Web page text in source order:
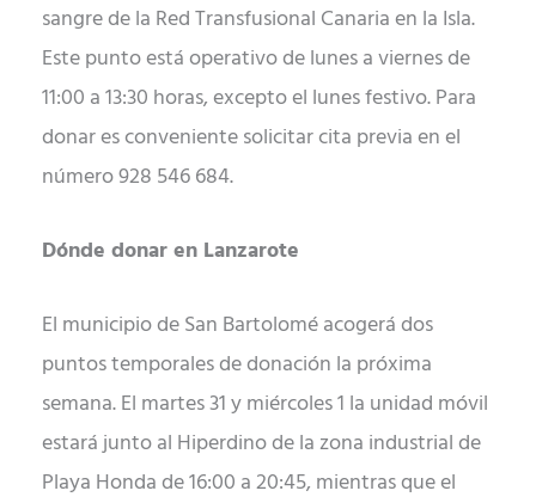
sangre de la Red Transfusional Canaria en la Isla.
Este punto está operativo de lunes a viernes de
11:00 a 13:30 horas, excepto el lunes festivo. Para
donar es conveniente solicitar cita previa en el
número 928 546 684.
Dónde donar en Lanzarote
El municipio de San Bartolomé acogerá dos
puntos temporales de donación la próxima
semana. El martes 31 y miércoles 1 la unidad móvil
estará junto al Hiperdino de la zona industrial de
Playa Honda de 16:00 a 20:45, mientras que el